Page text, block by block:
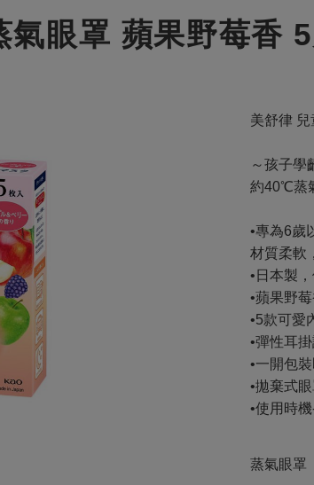
氣眼罩 蘋果野莓香
美舒律
～孩子學
約40℃蒸
•專為6歲
材質柔軟
•日本製
•蘋果野
•5款可愛
•彈性耳
•一開包
•拋棄式
•使用時
蒸氣眼罩